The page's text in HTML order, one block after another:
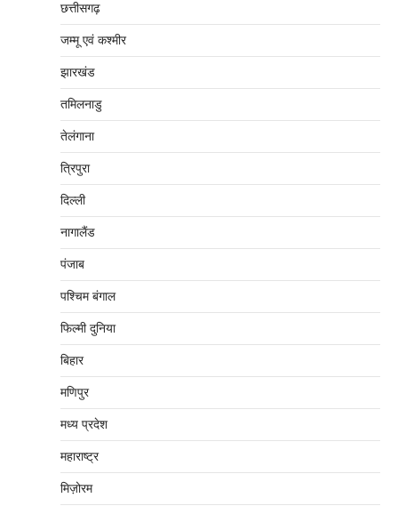
छत्तीसगढ़
जम्‍मू एवं कश्‍मीर
झारखंड
तमिलनाडु
तेलंगाना
त्रिपुरा
दिल्‍ली
नागालैंड
पंजाब
पश्चिम बंगाल
फिल्मी दुनिया
बिहार
मणिपुर
मध्‍य प्रदेश
महाराष्‍ट्र
मिज़ोरम